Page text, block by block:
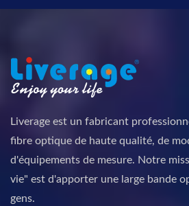
Liverage est un fabricant
fibre optique de haute qualité, de
d'équipements de mesure. Notre
vie" est d'apporter une large bande
gens.